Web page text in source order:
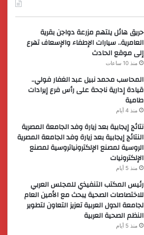
حريق هائل يلتهم مزرعة دواجن بقرية
العامرية.. سيارات الإطفاء والإسعاف تهرع
إلى موقع الحادث
منذ 10 ساعات
المحاسب محمد نبيل عبد الغفار فولي..
قيادة إدارية ناجحة على رأس فرع إيرادات
طامية
منذ 4 أيام
نتائج إيجابية بعد زيارة وفد الجامعة المصرية
النتائج إيجابية بعد زيارة وفد الجامعة المصرية
الروسية لمصنع الإلكترونياتروسية لمصنع
الإلكترونيات
منذ 5 أيام
رئيس المكتب التنفيذي للمجلس العربي
للاختصاصات الصحية يبحث مع الأمين العام
لجامعة الدول العربية تعزيز التعاون لتطوير
النظم الصحية العربية
منذ 5 أيام